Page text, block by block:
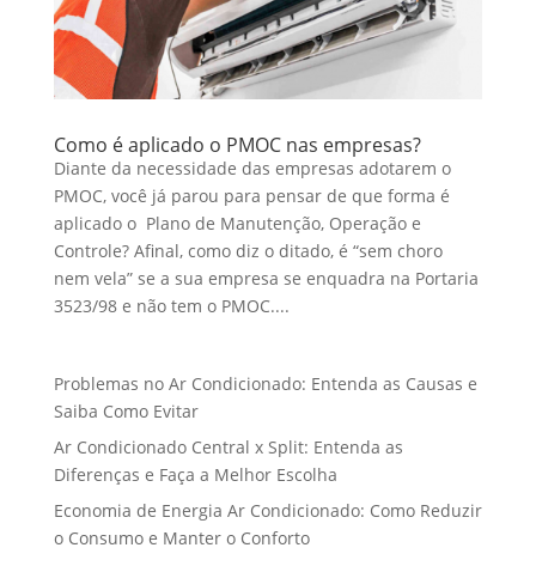
Como é aplicado o PMOC nas empresas?
Diante da necessidade das empresas adotarem o
PMOC, você já parou para pensar de que forma é
aplicado o Plano de Manutenção, Operação e
Controle? Afinal, como diz o ditado, é “sem choro
nem vela” se a sua empresa se enquadra na Portaria
3523/98 e não tem o PMOC....
Problemas no Ar Condicionado: Entenda as Causas e
Saiba Como Evitar
Ar Condicionado Central x Split: Entenda as
Diferenças e Faça a Melhor Escolha
Economia de Energia Ar Condicionado: Como Reduzir
o Consumo e Manter o Conforto